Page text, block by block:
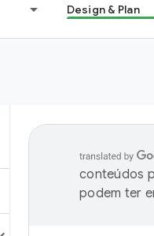
Design & Plan
conteúdos
podem ter